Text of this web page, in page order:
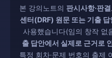
본 강의노트의 판시사항·판
센터(DRF) 원문 또는 기출
사용했습니다(임의 창작 없
출 답안에서 실제로 근거로
특정 회차·문제 번호의 출제